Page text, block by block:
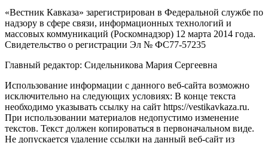
«Вестник Кавказа» зарегистрирован в Федеральной службе по
надзору в сфере связи, информационных технологий и
массовых коммуникаций (Роскомнадзор) 12 марта 2014 года.
Свидетельство о регистрации Эл № ФС77-57235
Главный редактор: Сидельникова Мария Сергеевна
Использование информации с данного веб-сайта возможно
исключительно на следующих условиях: В конце текста
необходимо указывать ссылку на сайт https://vestikavkaza.ru.
При использовании материалов недопустимо изменение
текстов. Текст должен копироваться в первоначальном виде.
Не допускается удаление ссылки на данный веб-сайт из